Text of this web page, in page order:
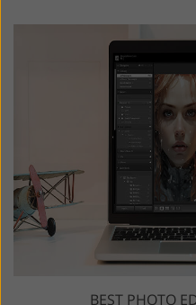
BEST PHOTO